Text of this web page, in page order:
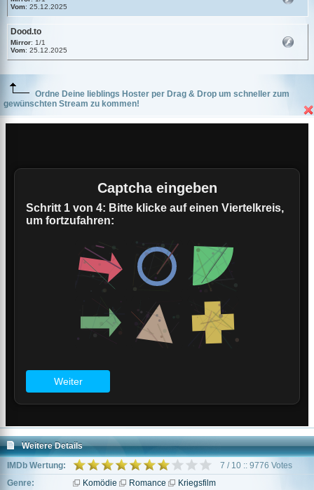
Vom: 25.12.2025
Dood.to
Mirror: 1/1
Vom: 25.12.2025
Ordne Deine lieblings Hoster per Drag & Drop um schneller zum
gewünschten Stream zu kommen!
Weitere Details
IMDb Wertung:
7 / 10 :: 9776 Votes
Genre:
Komödie Romance
Kriegsfilm